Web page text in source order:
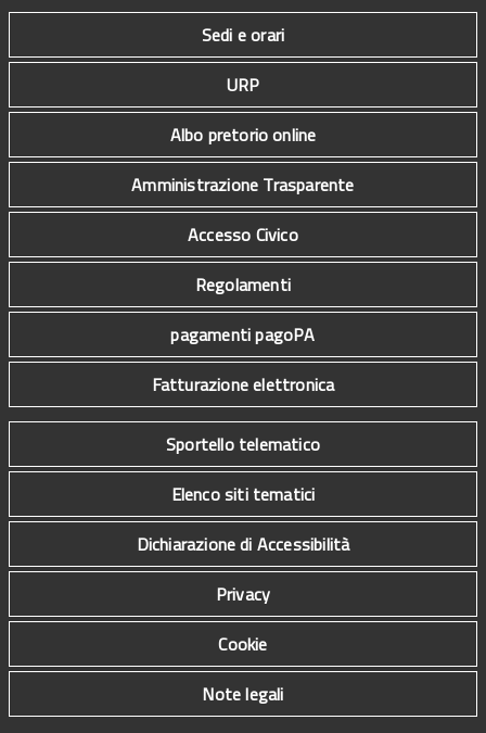
Sedi e orari
URP
Albo pretorio online
Amministrazione Trasparente
Accesso Civico
Regolamenti
pagamenti pagoPA
Fatturazione elettronica
Sportello telematico
Elenco siti tematici
Dichiarazione di Accessibilità
Privacy
Cookie
Note legali